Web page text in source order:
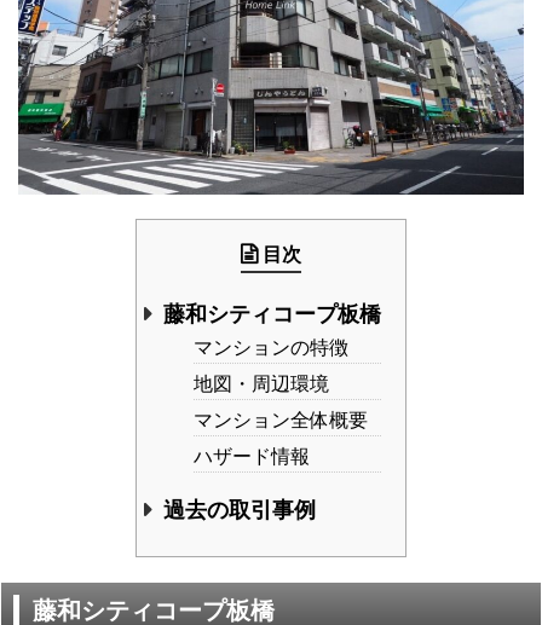
目次
藤和シティコープ板橋
マンションの特徴
地図・周辺環境
マンション全体概要
ハザード情報
過去の取引事例
藤和シティコープ板橋